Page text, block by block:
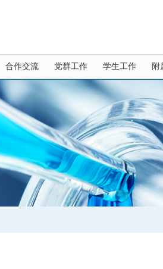
合作交流 党群工作 学生工作 附